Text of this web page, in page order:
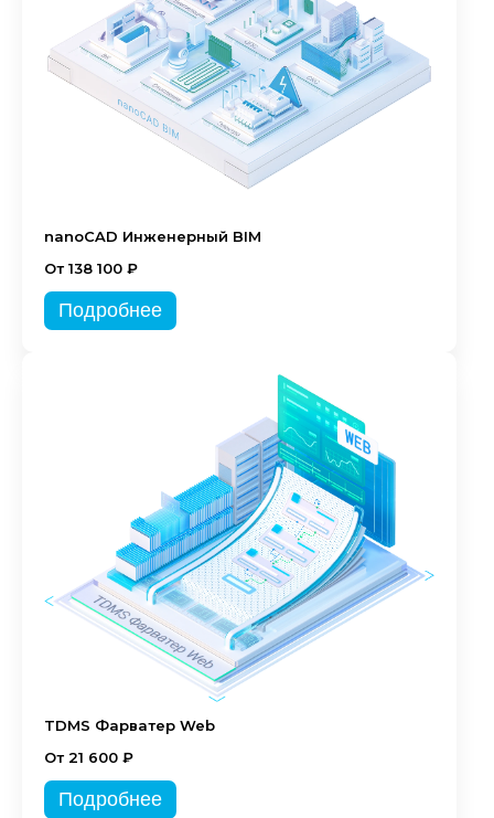
nanoCAD Инженерный BIM
От 138 100 ₽
Подробнее
TDMS Фарватер Web
От 21 600 ₽
Подробнее